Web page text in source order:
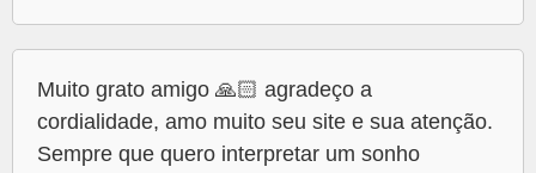
Muito grato amigo 🙏🏻 agradeço a
cordialidade, amo muito seu site e sua atenção.
Sempre que quero interpretar um sonho